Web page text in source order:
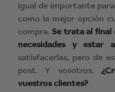
igual de importante
como la mejor opción
compra. Se trata al final
necesidades y estar
satisfacerlas, pero de
post. Y vosotros,
vuestros clientes?